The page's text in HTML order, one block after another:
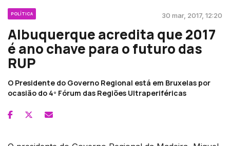
POLÍTICA 30 mar, 2017, 12:20
Albuquerque acredita que 2017
é ano chave para o futuro das
RUP
O Presidente do Governo Regional está em Bruxelas por
ocasião do 4º Fórum das Regiões Ultraperiféricas